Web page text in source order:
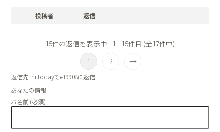
投稿者 返信
15件の返信を表示中 - 1 - 15件目 (全17件中)
1 2 →
返信先: hi todayで#19908に返信
あなたの情報:
お名前 (必須)